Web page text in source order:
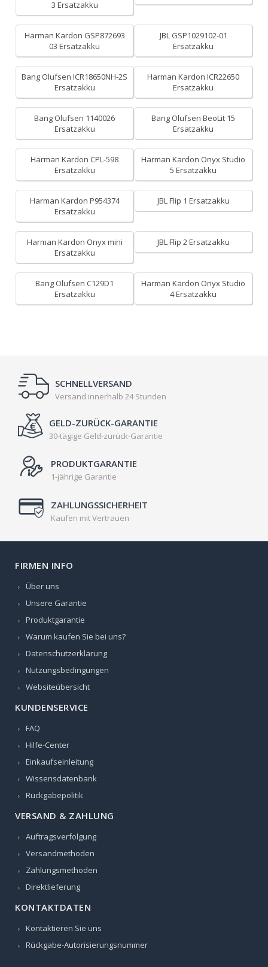
3 Ersatzakku
Harman Kardon GSP872693
03 Ersatzakku
JBL GSP1029102-01
Ersatzakku
Bang Olufsen ICR18650NH-2S
Ersatzakku
Harman Kardon ICR22650
Ersatzakku
Bang Olufsen 1140026
Ersatzakku
Bang Olufsen BeoLit 15
Ersatzakku
Harman Kardon CPL-598
Ersatzakku
Harman Kardon Onyx Studio
5 Ersatzakku
Harman Kardon P954374
Ersatzakku
JBL Flip 1 Ersatzakku
Harman Kardon Onyx mini
Ersatzakku
JBL Flip 2 Ersatzakku
Bang Olufsen C129D1
Ersatzakku
Harman Kardon Onyx Studio
4 Ersatzakku
SCHNELLVERSAND
Versand innerhalb 24 Stunden
GELD-ZURÜCK-GARANTIE
30-tägige Geld-zurück-Garantie
PRODUKTGARANTIE
1-jährige Garantie
ZAHLUNGSSICHERHEIT
Kaufen mit Vertrauen
FIRMEN INFO
Über uns
Unsere Garantie
Produktgarantie
Warum kaufen Sie bei uns?
Datenschutzerklärung
Nutzungsbedingungen
Websiteübersicht
KUNDENSERVICE
FAQ
Hilfe-Center
Einkaufseinleitung
Wissensdatenbank
Rückgabepolitik
VERSAND & ZAHLUNG
Auftragsverfolgung
Versandmethoden
Zahlungsmethoden
Direktlieferung
KONTAKTDATEN
Kontaktieren Sie uns
Rückgabe-Autorisierungsnummer